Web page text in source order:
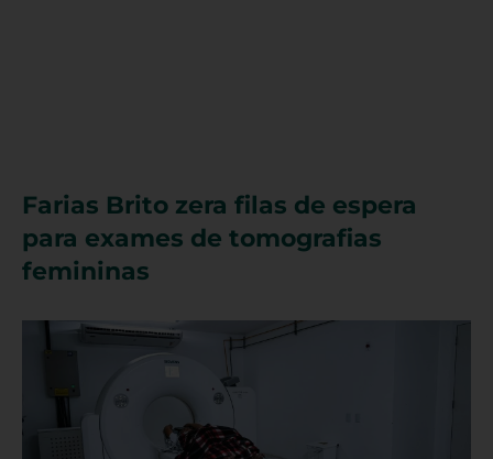
Farias Brito zera filas de espera
para exames de tomografias
femininas